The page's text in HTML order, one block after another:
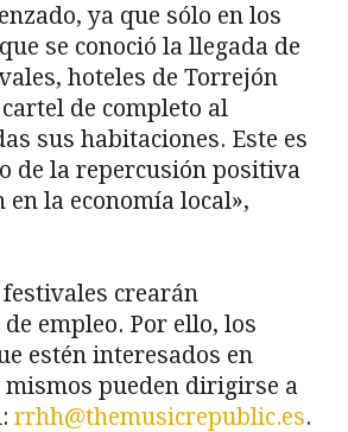
ya que sólo en los
se conoció la llegada de
hoteles de Torrejón
de completo al
sus habitaciones. Este es
de la repercusión positiva
la economía local»,
crearán
empleo. Por ello, los
estén interesados en
pueden dirigirse a
rrhh@themusicrepublic.es.